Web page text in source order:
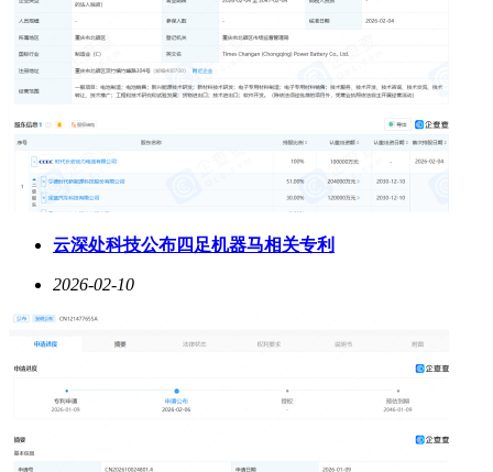
云深处科技公布四足机器马相关专利
2026-02-10